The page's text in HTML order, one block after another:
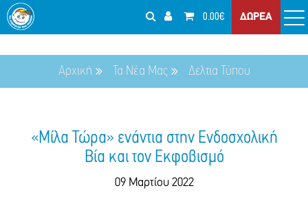
0.00€ ΔΩΡΕΑ
Αρχική Τα Νέα Μας Δελτια Τύπου
«Μίλα Τώρα» ενάντια στην Ενδοσχολική
Βία και τον Εκφοβισμό
09 Μαρτίου 2022